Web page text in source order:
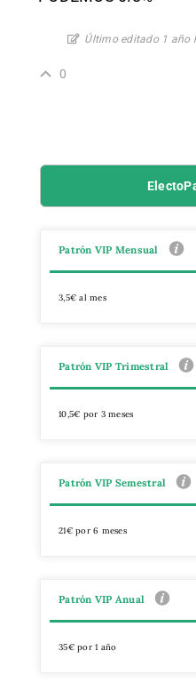
Último editado 1 año
0
Patrón VIP Mensual
3,5€ al mes
Patrón VIP Trimestral
10,5€ por 3 meses
Patrón VIP Semestral
21€ por 6 meses
Patrón VIP Anual
35€ por 1 año